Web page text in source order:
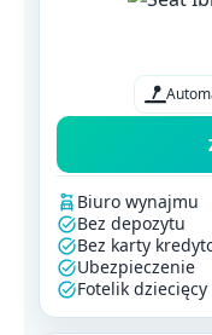
Biuro wynajmu
Bez depozytu
Bez karty
Ubezpieczenie
Fotelik dziecięcy